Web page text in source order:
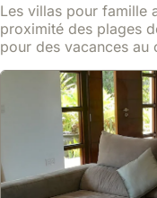
Les villas pour famille
proximité des plages
pour des vacances au